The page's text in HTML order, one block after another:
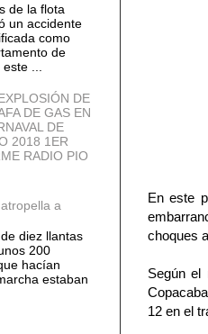
En este
choques
Según el
12 en el
de la flota
un accidente
como
de
...
DE
DE GAS EN
DE
2018 1ER
RADIO PIO
a
diez llantas
200
hacían
estaban